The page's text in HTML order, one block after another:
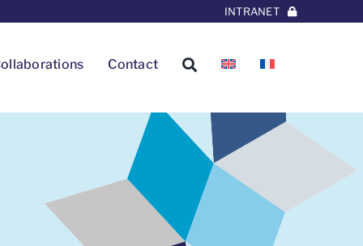
INTRANET
Contact